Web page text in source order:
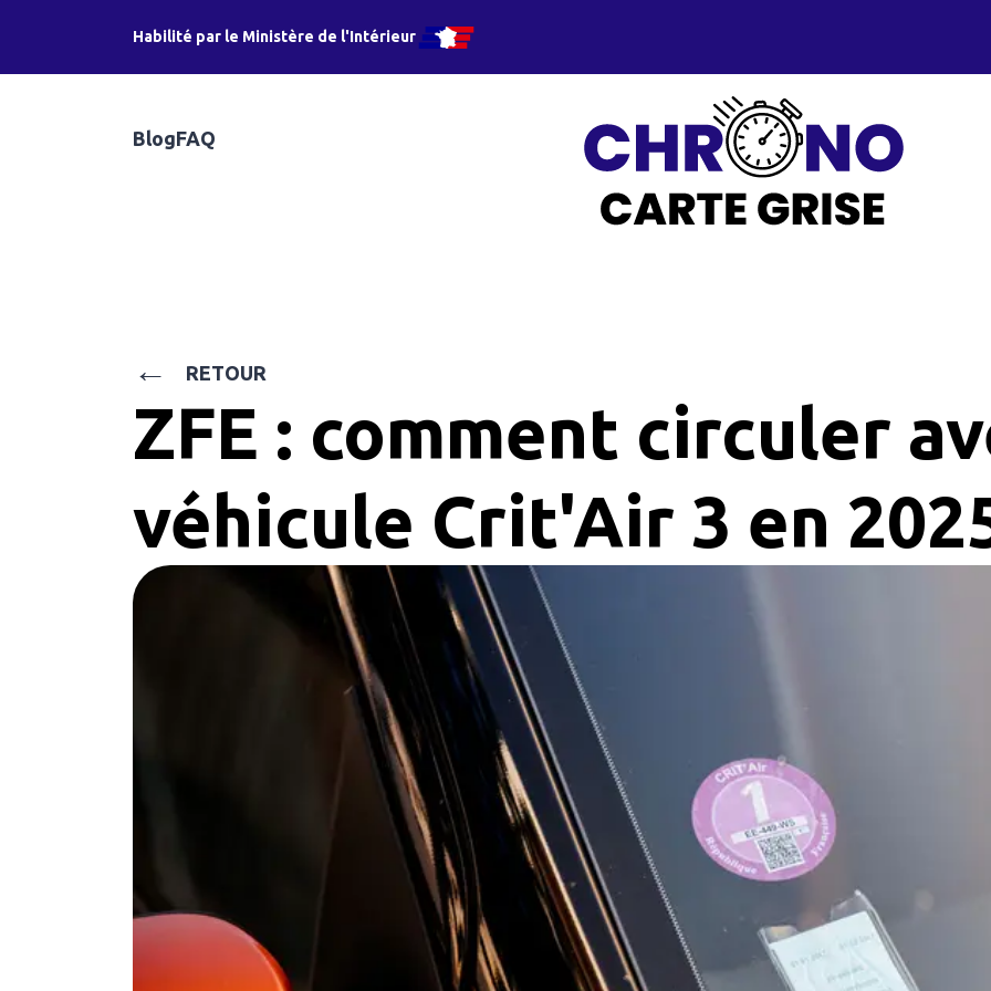
Habilité par le Ministère de l'Intérieur
BlogFAQ
← RETOUR
ZFE : comment circuler
véhicule Crit'Air 3 en